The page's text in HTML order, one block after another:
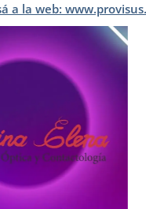
a la web: